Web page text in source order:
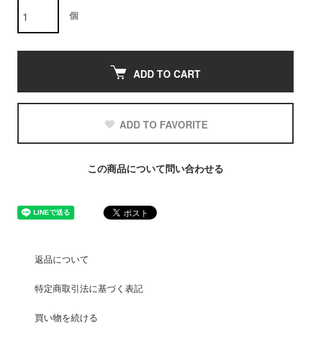
個
ADD TO CART
ADD TO FAVORITE
この商品について問い合わせる
返品について
特定商取引法に基づく表記
買い物を続ける